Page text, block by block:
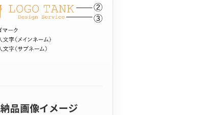
納品画像イメージ